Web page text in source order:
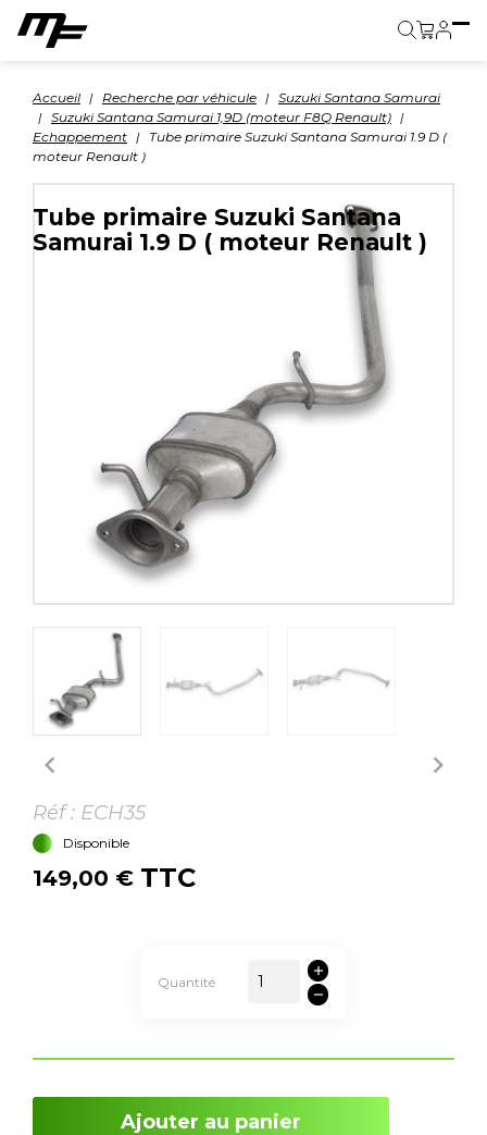
Accueil Recherche par véhicule
Suzuki Santana Samurai
Suzuki Santana Samurai 1,9D (moteur F8Q Renault)
Echappement
Tube primaire Suzuki Santana Samurai 1.9 D (
moteur Renault )
 
Tube primaire Suzuki Santana
Samurai 1.9 D ( moteur Renault )
Réf : ECH35
Disponible
149,00 € TTC
Quantité
Ajouter au panier